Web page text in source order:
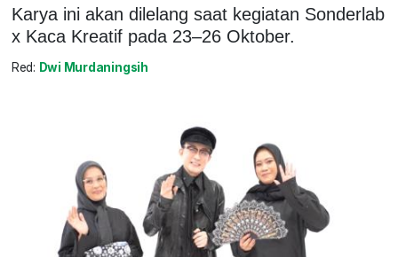
Karya ini akan dilelang saat kegiatan Sonderlab
x Kaca Kreatif pada 23–26 Oktober.
Red: Dwi Murdaningsih